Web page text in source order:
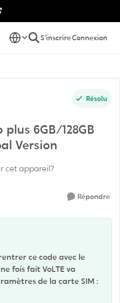
S'inscrireConnexion
forum Résolu
plus 6GB/128GB
Version
cet appareil?
Répondre
ce code avec le
fois fait VoLTE va
de la carte SIM :